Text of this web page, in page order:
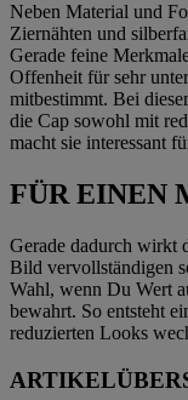
Neben Material und
Ziernähten und
Gerade feine
Offenheit für sehr
mitbestimmt. Bei
die Cap sowohl mit
macht sie interessant
FÜR EINEN
Gerade dadurch wirkt
Bild vervollständigen
Wahl, wenn Du Wert
bewahrt. So entsteht
reduzierten Looks